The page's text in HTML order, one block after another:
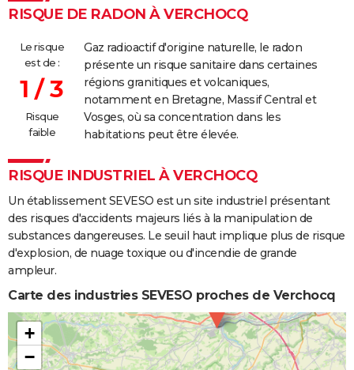
RISQUE DE RADON À VERCHOCQ
Le risque
est de :
1 / 3
Risque
faible
Gaz radioactif d'origine naturelle, le radon
présente un risque sanitaire dans certaines
régions granitiques et volcaniques,
notamment en Bretagne, Massif Central et
Vosges, où sa concentration dans les
habitations peut être élevée.
RISQUE INDUSTRIEL À VERCHOCQ
Un établissement SEVESO est un site industriel présentant
des risques d'accidents majeurs liés à la manipulation de
substances dangereuses. Le seuil haut implique plus de risque
d'explosion, de nuage toxique ou d'incendie de grande
ampleur.
Carte des industries SEVESO proches de Verchocq
+
−